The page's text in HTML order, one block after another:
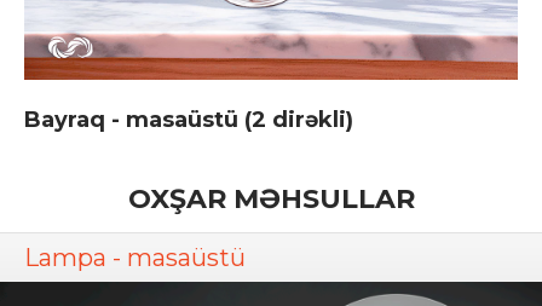
Bayraq - masaüstü (2 dirəkli)
OXŞAR MƏHSULLAR
Lampa - masaüstü